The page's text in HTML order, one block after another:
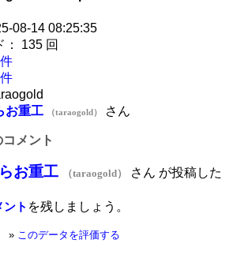
08-14 08:25:35
： 135 回
お重工 （taraogold） さん
メント
お重工 （taraogold）
さん が投稿した
ント を残しましょう。
» このデータを評価する